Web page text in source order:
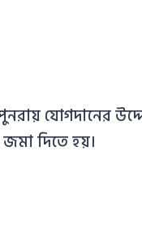
যোগদানের
দিতে হয়।